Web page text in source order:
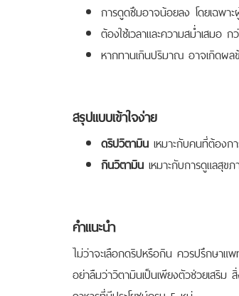
การดูดซึมอาจน้อยลง โดยเฉพา
ต้องใช้เวลาและความสม่ำเสมอ ก
หากทานเกินปริมาณ อาจเกิดผล
สรุปแบบเข้าใจง่าย
ดริปวิตามิน เหมาะกับคนที่ต้อง
กินวิตามิน เหมาะกับการดูแลสุข
คำแนะนำ
ไม่ว่าจะเลือกดริปหรือกิน ควรปรึกษาแ
อย่าลืมว่าวิตามินเป็นเพียงตัวช่วยเสริ